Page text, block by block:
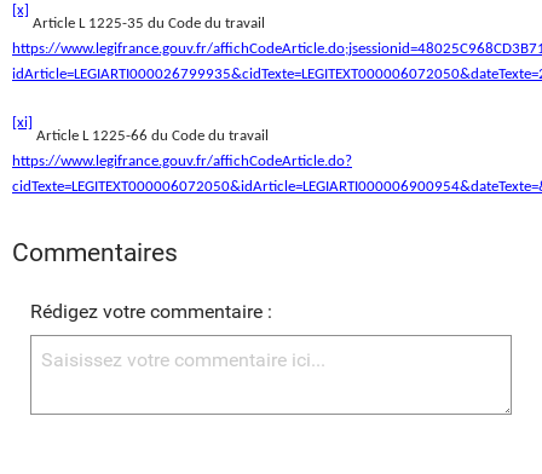
[x]
Article L 1225-35 du Code du travail
https://www.legifrance.gouv.fr/
[xi]
Article L 1225-66 du Code du travail
https://www.legifrance.gouv.fr/affichCodeArticle.do?
Commentaires
Rédigez votre commentaire :